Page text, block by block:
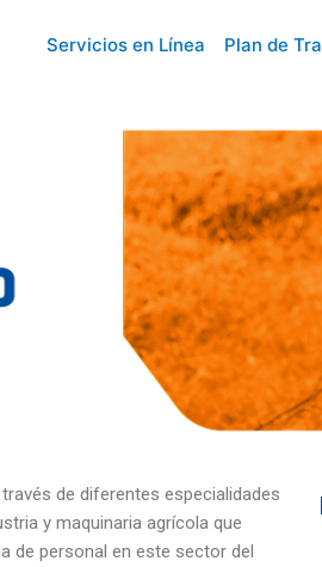
Servicios en Línea Plan de
de diferentes especialidades
y maquinaria agrícola que
de personal en este sector del